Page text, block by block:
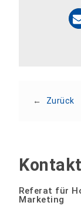
← Zurück
Kontakt
Referat für
Marketing